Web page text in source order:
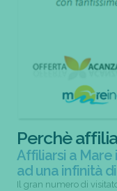
Perchè
Affiliarsi a
ad una infinità
Il gran numero di